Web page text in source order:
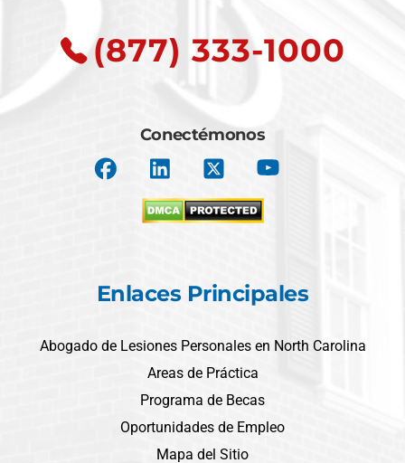
(877) 333-1000
Conectémonos
Enlaces Principales
Abogado de Lesiones Personales en North Carolina
Areas de Práctica
Programa de Becas
Oportunidades de Empleo
Mapa del Sitio